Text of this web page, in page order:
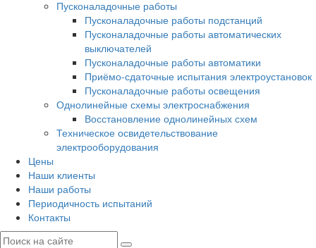
Пусконаладочные работы
Пусконаладочные работы подстанций
Пусконаладочные работы автоматических
выключателей
Пусконаладочные работы автоматики
Приёмо-сдаточные испытания электроустановок
Пусконаладочные работы освещения
Однолинейные схемы электроснабжения
Восстановление однолинейных схем
Техническое освидетельствование
электрооборудования
Цены
Наши клиенты
Наши работы
Периодичность испытаний
Контакты